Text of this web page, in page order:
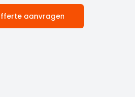
aanvragen